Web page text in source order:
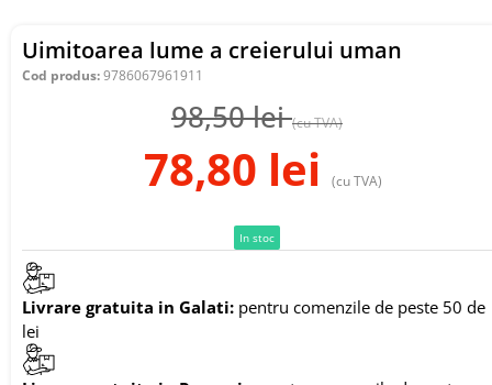
Uimitoarea lume a creierului uman
Cod produs:9786067961911
98,50lei (cu TVA)
78,80 lei (cu TVA)
In stoc
Livrare gratuita in Galati: pentru comenzile de peste 50 de
lei